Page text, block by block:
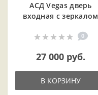
АСД Vegas дверь
входная с зеркалом
0
27 000 руб.
В КОРЗИНУ